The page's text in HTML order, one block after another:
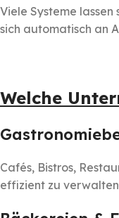
Viele Systeme lassen
sich automatisch an
Welche
Cafés, Bistros,
effizient zu